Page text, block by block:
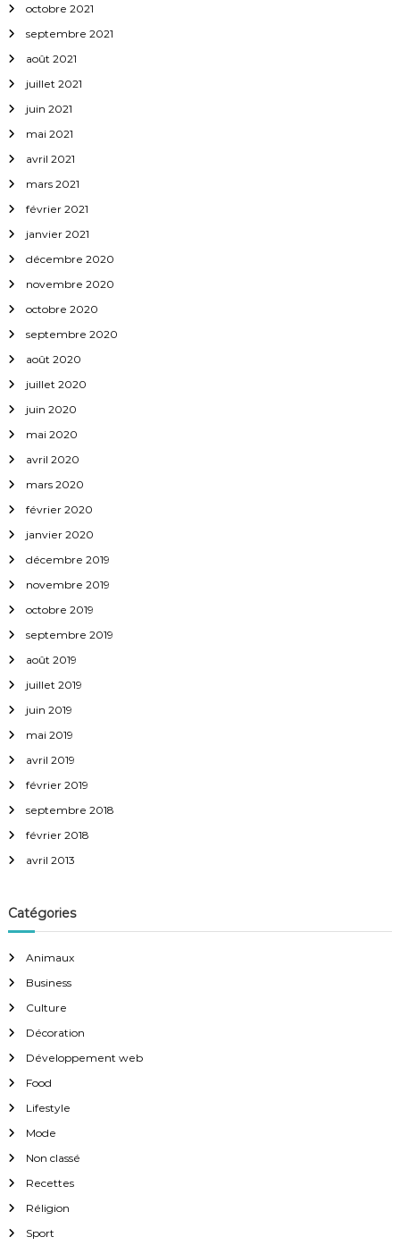
octobre 2021
septembre 2021
août 2021
juillet 2021
juin 2021
mai 2021
avril 2021
mars 2021
février 2021
janvier 2021
décembre 2020
novembre 2020
octobre 2020
septembre 2020
août 2020
juillet 2020
juin 2020
mai 2020
avril 2020
mars 2020
février 2020
janvier 2020
décembre 2019
novembre 2019
octobre 2019
septembre 2019
août 2019
juillet 2019
juin 2019
mai 2019
avril 2019
février 2019
septembre 2018
février 2018
avril 2013
Catégories
Animaux
Business
Culture
Décoration
Développement web
Food
Lifestyle
Mode
Non classé
Recettes
Réligion
Sport